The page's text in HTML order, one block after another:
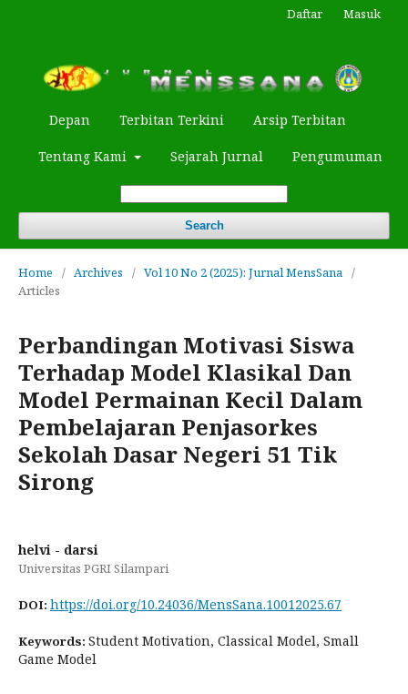
Depan Terbitan Terkini Arsip Terbitan
Tentang Kami Sejarah Jurnal Pengumuman
Search
Daftar Masuk
Home / Archives / Vol 10 No 2 (2025): Jurnal MensSana /
Articles
Perbandingan Motivasi Siswa
Terhadap Model Klasikal Dan
Model Permainan Kecil Dalam
Pembelajaran Penjasorkes
Sekolah Dasar Negeri 51 Tik
Sirong
helvi - darsi
Universitas PGRI Silampari
DOI: https://doi.org/10.24036/MensSana.10012025.67
Keywords: Student Motivation, Classical Model, Small
Game Model